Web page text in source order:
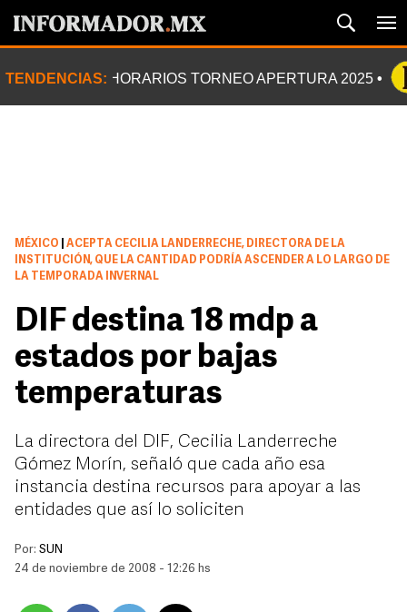
TENDENCIAS: HORARIOS TORNEO APERTURA 2025
MÉXICO
ACEPTA CECILIA LANDERRECHE, DIRECTORA DE LA
INSTITUCIÓN, QUE LA CANTIDAD PODRÍA ASCENDER A LO LARGO DE
LA TEMPORADA INVERNAL
DIF destina 18 mdp a
estados por bajas
temperaturas
La directora del DIF, Cecilia Landerreche
Gómez Morín, señaló que cada año esa
instancia destina recursos para apoyar a las
entidades que así lo soliciten
Por: SUN
24 de noviembre de 2008 - 12:26 hs